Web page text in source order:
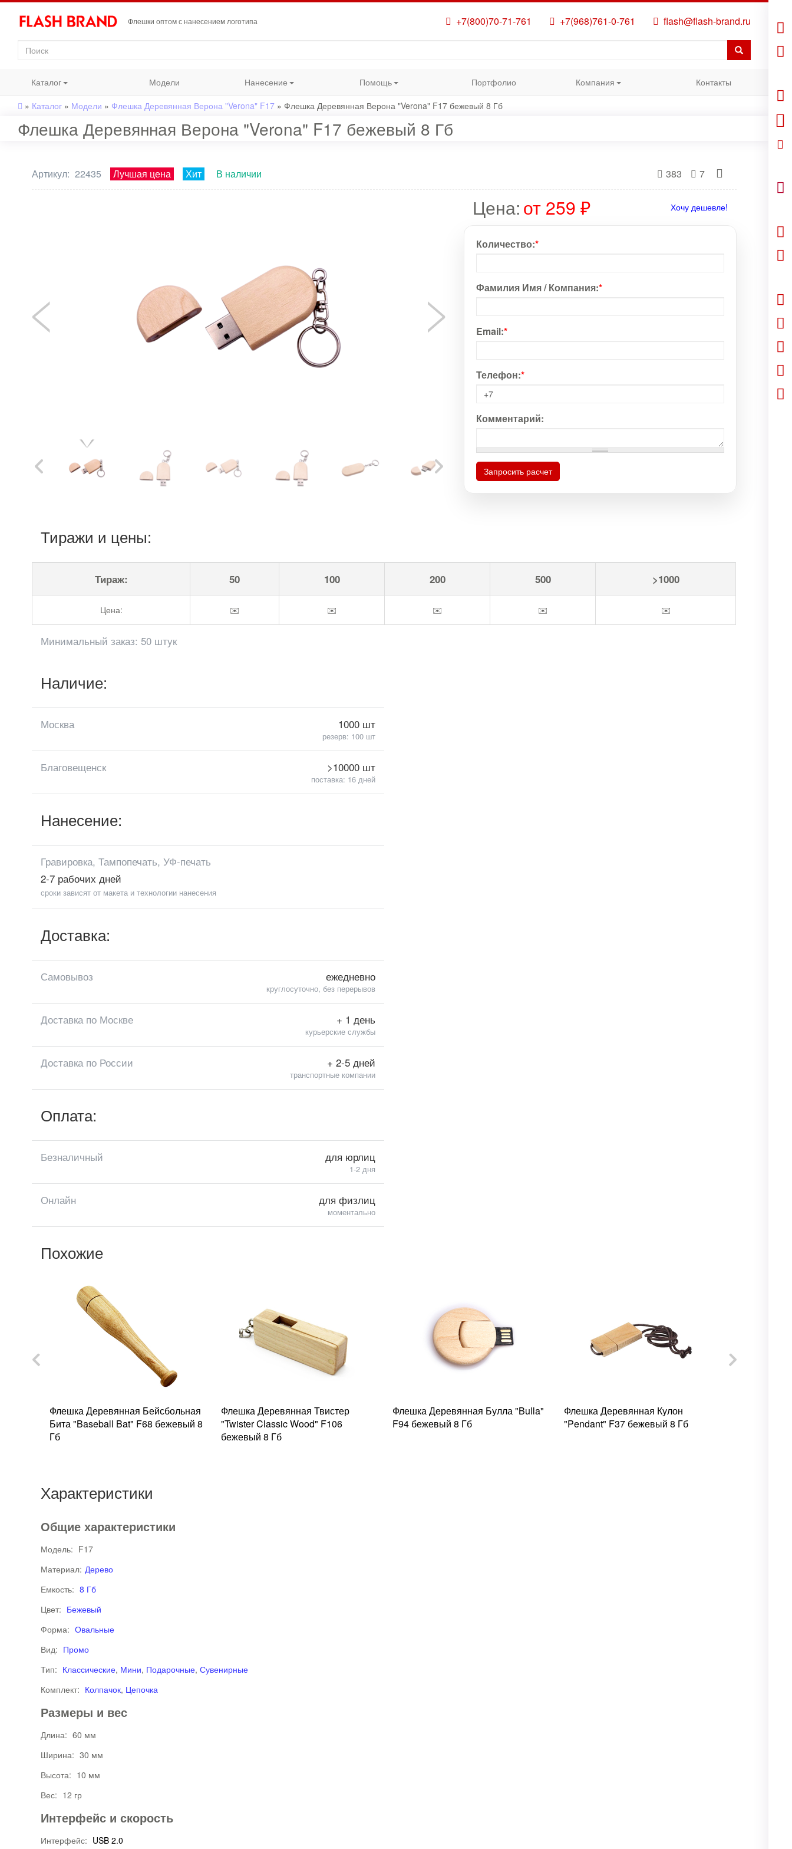
Флешки оптом с нанесением логотипа +7(800)70-71-761 +7(968)761-0-761 flash@flash-brand.ru
Каталог Модели Нанесение Помощь Портфолио Компания
Контакты
» Каталог » Модели » Флешка Деревянная Верона "Verona" F17 » Флешка Деревянная Верона "Verona" F17 бежевый 8 Гб
Флешка Деревянная Верона "Verona" F17 бежевый 8 Гб
Артикул: 22435 Лучшая цена Хит В наличии 383 7
Цена:от 259 ₽ Хочу дешевле!
Количество:*
Фамилия Имя / Компания:*
Email:*
Телефон:*
Комментарий:
Запросить расчет
Тиражи и цены:
Тираж: 50 100 200 500 >1000
Цена: ✉️ ✉️ ✉️ ✉️ ✉️
Минимальный заказ: 50 штук
Наличие:
Москва 1000 шт
резерв: 100 шт
Благовещенск >10000 шт
поставка: 16 дней
Нанесение:
Гравировка, Тампопечать, УФ-печать
2-7 рабочих дней
сроки зависят от макета и технологии нанесения
Доставка:
Самовывоз ежедневно
круглосуточно, без перерывов
Доставка по Москве + 1 день
курьерские службы
Доставка по России + 2-5 дней
транспортные компании
Оплата:
Безналичный для юрлиц
1-2 дня
Онлайн для физлиц
моментально
Похожие
Флешка Деревянная Бейсбольная
Бита "Baseball Bat" F68 бежевый 8
Гб
Флешка Деревянная Твистер
"Twister Classic Wood" F106
бежевый 8 Гб
Флешка Деревянная Булла "Bulla"
F94 бежевый 8 Гб
Флешка Деревянная Кулон
"Pendant" F37 бежевый 8 Гб
Характеристики
Общие характеристики
Модель: F17
Материал: Дерево
Емкость: 8 Гб
Цвет: Бежевый
Форма: Овальные
Вид: Промо
Тип: Классические, Мини, Подарочные,Сувенирные
Комплект: Колпачок, Цепочка
Размеры и вес
Длина: 60 мм
Ширина: 30 мм
Высота: 10 мм
Вес: 12 гр
Интерфейс и скорость
Интерфейс: USB 2.0